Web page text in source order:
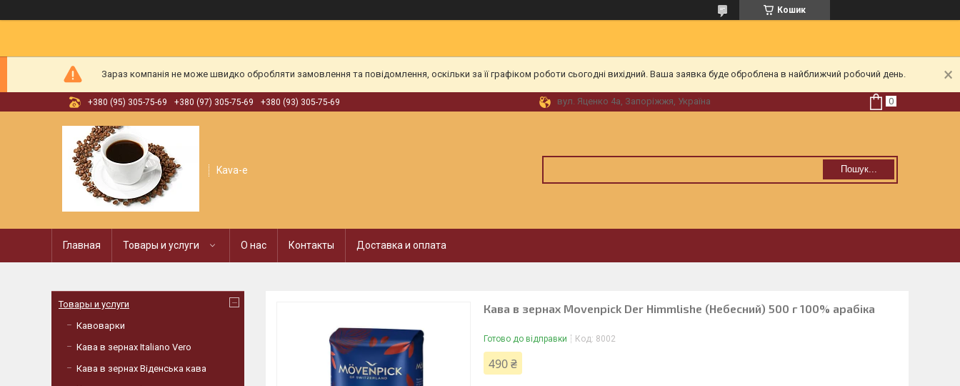
Кошик
Зараз компанія не може швидко обробляти замовлення та повідомлення, оскільки за її графіком роботи сьогодні вихідний. Ваша заявка буде оброблена в найближчий робочий день.
+380 (95) 305-75-69 +380 (97) 305-75-69 +380 (93) 305-75-69 вул. Яценко 4а, Запоріжжя, Україна
Kava-e Пошук...
Главная Товары и услуги О нас Контакты Доставка и оплата
Кава в зернах Movenpick Der Himmlishe (Небесний) 500 г 100% арабіка
Готово до відправки Код: 8002
490 ₴
Товары и услуги
Кавоварки
Кава в зернах Italiano Vero
Кава в зернах Віденська кава